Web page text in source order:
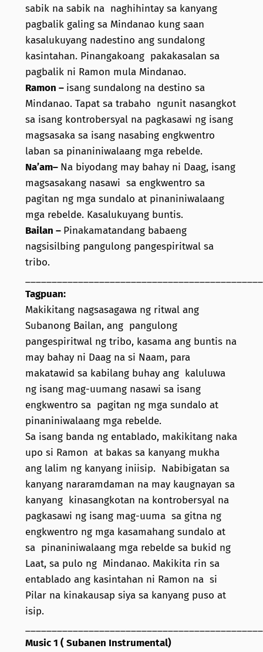
sabik na sabik na naghihintay sa kanyang
pagbalik galing sa Mindanao kung saan
kasalukuyang nadestino ang sundalong
kasintahan. Pinangakoang pakakasalan sa
pagbalik ni Ramon mula Mindanao.
Ramon – isang sundalong na destino sa
Mindanao. Tapat sa trabaho ngunit nasangkot
sa isang kontrobersyal na pagkasawi ng isang
magsasaka sa isang nasabing engkwentro
laban sa pinaniniwalaang mga rebelde.
Na’am– Na biyodang may bahay ni Daag, isang
magsasakang nasawi sa engkwentro sa
pagitan ng mga sundalo at pinaniniwalaang
mga rebelde. Kasalukuyang buntis.
Bailan – Pinakamatandang babaeng
nagsisilbing pangulong pangespiritwal sa
tribo.
Tagpuan:
Makikitang nagsasagawa ng ritwal ang
Subanong Bailan, ang pangulong
pangespiritwal ng tribo, kasama ang buntis na
may bahay ni Daag na si Naam, para
makatawid sa kabilang buhay ang kaluluwa
ng isang mag-uumang nasawi sa isang
engkwentro sa pagitan ng mga sundalo at
pinaniniwalaang mga rebelde.
Sa isang banda ng entablado, makikitang naka
upo si Ramon at bakas sa kanyang mukha
ang lalim ng kanyang iniisip. Nabibigatan sa
kanyang nararamdaman na may kaugnayan sa
kanyang kinasangkotan na kontrobersyal na
pagkasawi ng isang mag-uuma sa gitna ng
engkwentro ng mga kasamahang sundalo at
sa pinaniniwalaang mga rebelde sa bukid ng
Laat, sa pulo ng Mindanao. Makikita rin sa
entablado ang kasintahan ni Ramon na si
Pilar na kinakausap siya sa kanyang puso at
isip.
Music 1 ( Subanen Instrumental)